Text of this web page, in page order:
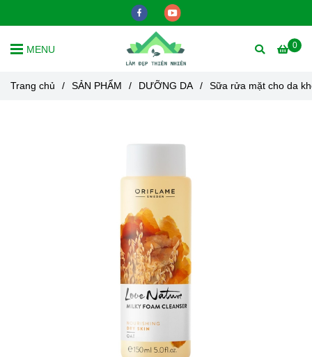
0
MENU
Trang chủ / SẢN PHẨM / DƯỠNG DA / Sữa rửa mặt cho da